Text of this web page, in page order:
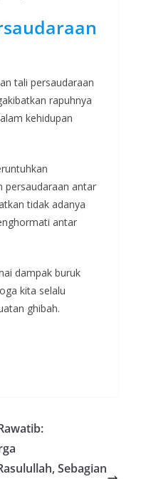
tali persaudaraan
rapuhnya
kehidupan
persaudaraan antar
tidak adanya
antar
dampak buruk
kita selalu
ghibah.
Sebagian